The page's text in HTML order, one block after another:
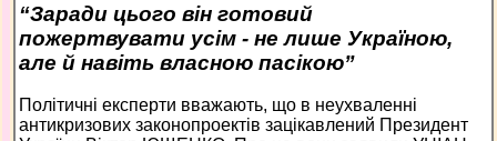
“Заради цього він готовий
пожертвувати усім - не лише Україною,
але й навіть власною пасікою”
Політичні експерти вважають, що в неухваленні
антикризових законопроектів зацікавлений Президент